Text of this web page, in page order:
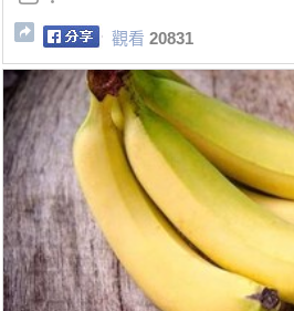
觀看 20831